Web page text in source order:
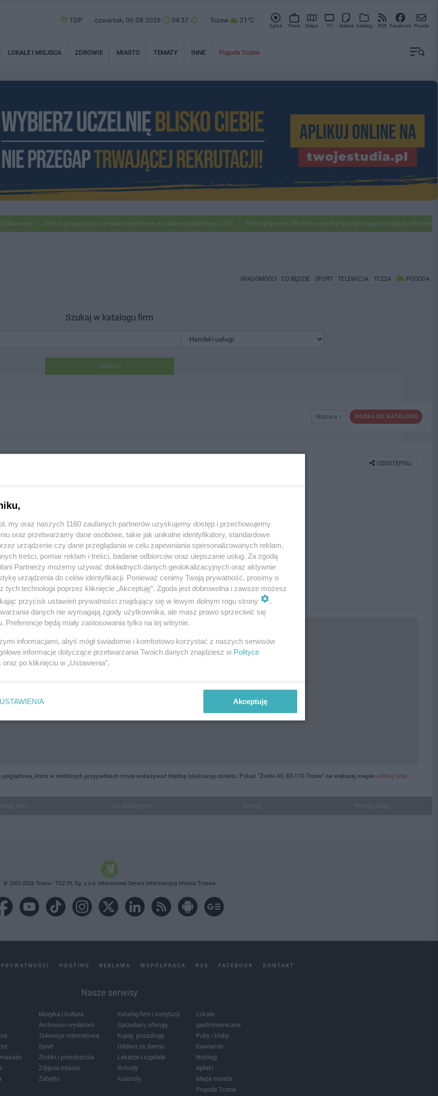
TOP czwartek, 06.08.2026 04:37 Tczew 21°C
Zgłoś Praca Mapa TV Galeria Katalog RSS Facebook Poczta
LOKALE I MIEJSCA ZDROWIE MIASTO TEMATY INNE Pogoda Tczew
Nowa propozycja zamiast wieżowca na dawnej działce po USC Pod wpływem alkoholu wjechał pod pociąg narażając zdrowie i
WIADOMOŚCI CO BĘDZIE SPORT TELEWIZJA TCZ24 POGODA
Szukaj w katalogu firm
SZUKAJ
DODAJ DO KATALOGU
Nazwa ↓
UDOSTĘPNIJ
Handel i usługi
1165, wyświetleń: 972
LOKALIZACJA NA MAPIE
poglądowa, która w niektórych przypadkach może wskazywać błędną lokalizację obiektu. Pokaż "Żwirki 40, 83-110 Tczew" na większej mapie - kliknij tutaj
© 2001-2026 Tczew - TCZ.PL Sp. z o.o. Internetowy Serwis Informacyjny Miasta Tczewa
HOSTING REKLAMA WSPÓŁPRACA RSS FACEBOOK KONTAKT
Nasze serwisy
Muzyka i kultura
Archiwum wydarzeń
Telewizja Internetowa
Sport
Żłobki i przedszkola
Zdjęcia miasta
Zabytki
Katalog firm i instytucji
Sprzedam, oferuję
Kupię, poszukuję
Oddam za darmo
Lekarze i szpitale
Schody
Kościoły
Lokale
gastronomiczne
Puby i kluby
Kawiarnie
Noclegi
Apteki
Mapa miasta
Pogoda Tczew
my oraz naszych 1160 zaufanych partnerów uzyskujemy dostęp i przechowujemy
oraz przetwarzamy dane osobowe, takie jak unikalne identyfikatory, standardowe
urządzenie czy dane przeglądania w celu zapewniania spersonalizowanych reklam,
treści, pomiar reklam i treści, badanie odbiorców oraz ulepszanie usług. Za zgodą
Partnerzy możemy używać dokładnych danych geolokalizacyjnych oraz aktywnie
urządzenia do celów identyfikacji. Ponieważ cenimy Twoją prywatność, prosimy o
tych technologii poprzez kliknięcie „Akceptuję”. Zgoda jest dobrowolna i zawsze możesz
przycisk ustawień prywatności znajdujący się w lewym dolnym rogu strony
danych nie wymagają zgody użytkownika, ale masz prawo sprzeciwić się
Preferencje będą miały zastosowania tylko na tej witrynie.
informacjami, abyś mógł świadomie i komfortowo korzystać z naszych serwisów
informacje dotyczące przetwarzania Twoich danych znajdziesz w Polityce
oraz po kliknięciu w „Ustawienia”.
USTAWIENIA Akceptuję